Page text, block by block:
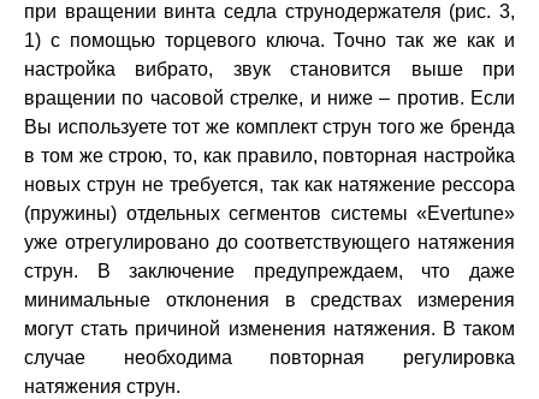
при вращении винта седла струнодержателя (рис. 3,
1) с помощью торцевого ключа. Точно так же как и
настройка вибрато, звук становится выше при
вращении по часовой стрелке, и ниже – против. Если
Вы используете тот же комплект струн того же бренда
в том же строю, то, как правило, повторная настройка
новых струн не требуется, так как натяжение рессора
(пружины) отдельных сегментов системы «Evertune»
уже отрегулировано до соответствующего натяжения
струн. В заключение предупреждаем, что даже
минимальные отклонения в средствах измерения
могут стать причиной изменения натяжения. В таком
случае необходима повторная регулировка
натяжения струн.